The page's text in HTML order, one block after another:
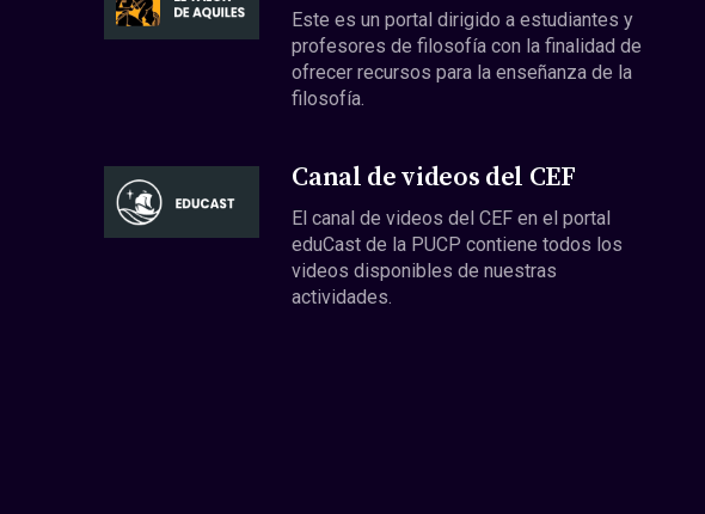
Este es un portal dirigido a estudiantes y
profesores de filosofía con la finalidad de
ofrecer recursos para la enseñanza de la
filosofía.
Canal de videos del CEF
El canal de videos del CEF en el portal
eduCast de la PUCP contiene todos los
videos disponibles de nuestras
actividades.